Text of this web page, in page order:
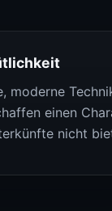
moderne
einen
nicht